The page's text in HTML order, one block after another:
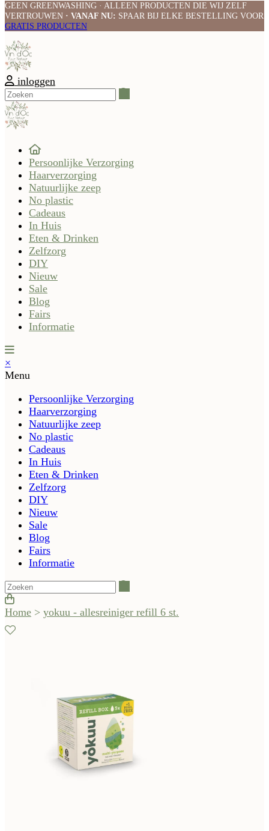
GEEN GREENWASHING · ALLEEN PRODUCTEN DIE WIJ ZELF
VERTROUWEN · VANAF NU: SPAAR BIJ ELKE BESTELLING VOOR
GRATIS PRODUCTEN
inloggen
Persoonlijke Verzorging
Haarverzorging
Natuurlijke zeep
No plastic
Cadeaus
In Huis
Eten & Drinken
Zelfzorg
DIY
Nieuw
Sale
Blog
Fairs
Informatie
×
Menu
Persoonlijke Verzorging
Haarverzorging
Natuurlijke zeep
No plastic
Cadeaus
In Huis
Eten & Drinken
Zelfzorg
DIY
Nieuw
Sale
Blog
Fairs
Informatie
Home > yokuu - allesreiniger refill 6 st.